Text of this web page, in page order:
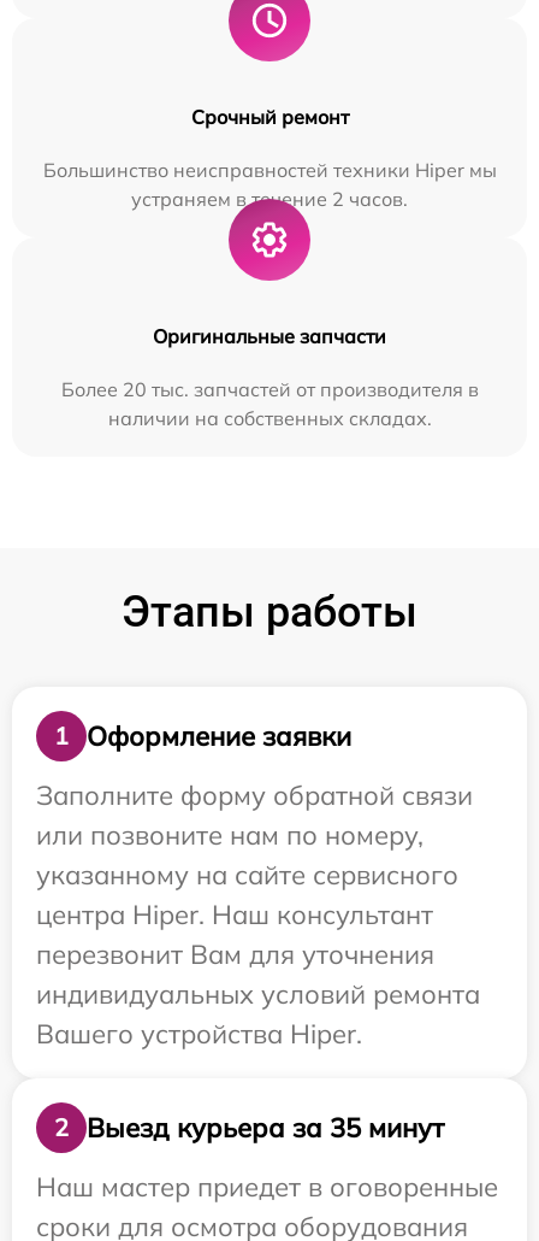
Срочный ремонт
Большинство неисправностей техники Hiper мы
устраняем в течение 2 часов.
Оригинальные запчасти
Более 20 тыс. запчастей от производителя в
наличии на собственных складах.
Этапы работы
1
Оформление заявки
Заполните форму обратной связи
или позвоните нам по номеру,
указанному на сайте сервисного
центра Hiper. Наш консультант
перезвонит Вам для уточнения
индивидуальных условий ремонта
Вашего устройства Hiper.
2
Выезд курьера за 35 минут
Наш мастер приедет в оговоренные
сроки для осмотра оборудования